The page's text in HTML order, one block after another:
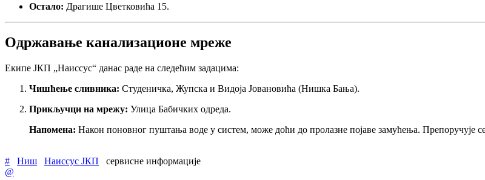
Остало: Драгише Цветковића 15.
Одржавање канализационе мреже
Екипе ЈКП „Наиссус“ данас раде на следећим задацима:
Чишћење сливника: Студеничка, Жупска и Видоја Јовановића (Нишка Бања).
Прикључци на мрежу: Улица Бабичких одреда.
Напомена: Након поновног пуштања воде у систем, може доћи до пролазне појаве замућења. Препоручује
# Ниш Наиссус ЈКП
сервисне информације
@